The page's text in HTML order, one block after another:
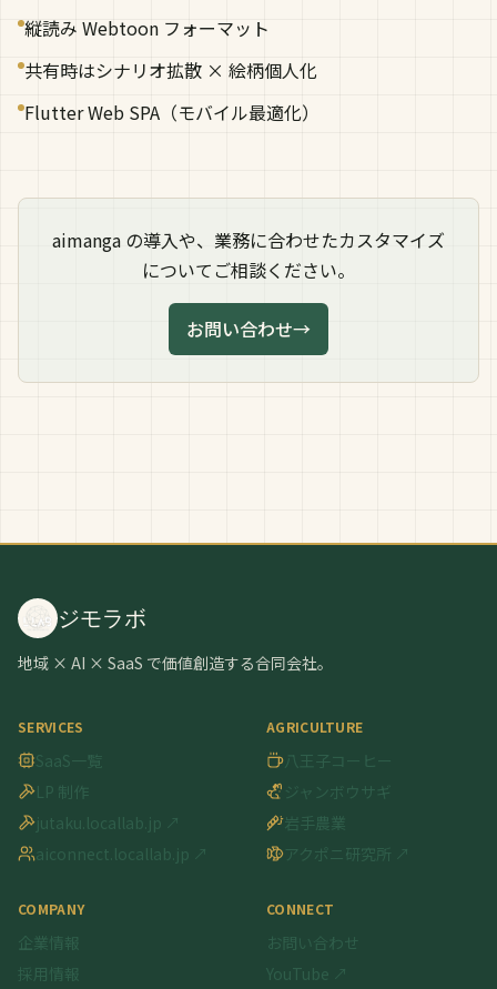
縦読み Webtoon フォーマット
共有時はシナリオ拡散 × 絵柄個人化
Flutter Web SPA（モバイル最適化）
aimanga の導入や、業務に合わせたカスタマイズ
についてご相談ください。
お問い合わせ→
ジモラボ
地域 × AI × SaaS で価値創造する合同会社。
SERVICES
SaaS一覧
LP 制作
jutaku.locallab.jp ↗
aiconnect.locallab.jp ↗
AGRICULTURE
八王子コーヒー
ジャンボウサギ
岩手農業
アクポニ研究所 ↗
COMPANY
企業情報
採用情報
CONNECT
お問い合わせ
YouTube ↗